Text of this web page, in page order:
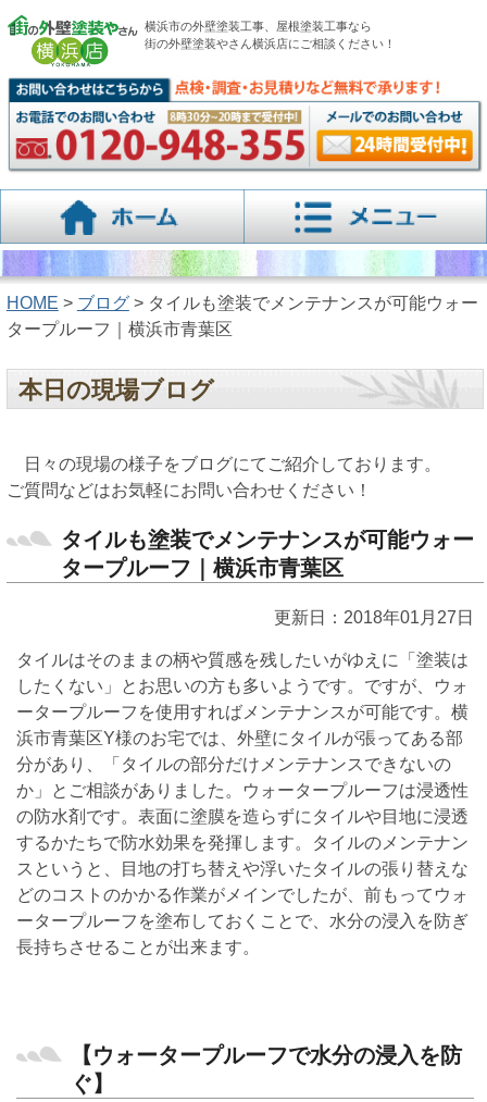
横浜市の外壁塗装工事、屋根塗装工事なら
街の外壁塗装やさん横浜店にご相談ください！
HOME > ブログ> タイルも塗装でメンテナンスが可能ウォー
タープルーフ｜横浜市青葉区
本日の現場ブログ
日々の現場の様子をブログにてご紹介しております。
ご質問などはお気軽にお問い合わせください！
タイルも塗装でメンテナンスが可能ウォー
タープルーフ｜横浜市青葉区
更新日：2018年01月27日
タイルはそのままの柄や質感を残したいがゆえに「塗装は
したくない」とお思いの方も多いようです。ですが、ウォ
ータープルーフを使用すればメンテナンスが可能です。横
浜市青葉区Y様のお宅では、外壁にタイルが張ってある部
分があり、「タイルの部分だけメンテナンスできないの
か」とご相談がありました。ウォータープルーフは浸透性
の防水剤です。表面に塗膜を造らずにタイルや目地に浸透
するかたちで防水効果を発揮します。タイルのメンテナン
スというと、目地の打ち替えや浮いたタイルの張り替えな
どのコストのかかる作業がメインでしたが、前もってウォ
ータープルーフを塗布しておくことで、水分の浸入を防ぎ
長持ちさせることが出来ます。
【ウォータープルーフで水分の浸入を防
ぐ】